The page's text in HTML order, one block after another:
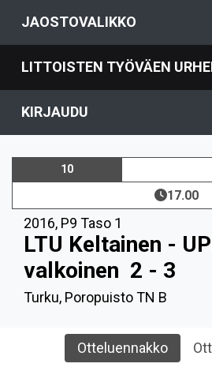
JAOSTOVALIKKO
LITTOISTEN TYÖVÄEN
KIRJAUDU
10
17.00
2016, P9 Taso 1
LTU Keltainen -
valkoinen 2 - 3
Turku, Poropuisto TN B
Otteluennakko